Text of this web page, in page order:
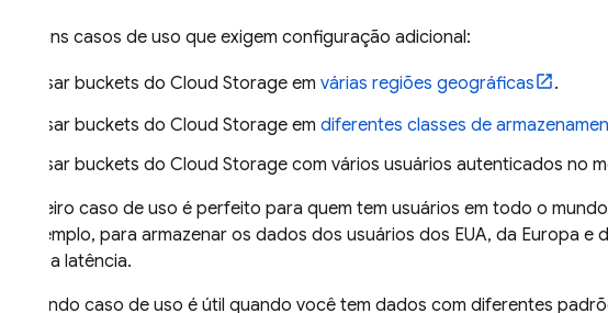
Há alguns casos de uso que exigem configuração adicional:
Usar buckets do Cloud Storage em várias regiões geográficas
.
Usar buckets do Cloud Storage em diferentes classes de
Usar buckets do Cloud Storage com vários usuários autenticados no
O primeiro caso de uso é perfeito para quem tem usuários em todo o
Por exemplo, para armazenar os dados dos usuários dos EUA, da Europa
reduzir a latência.
O segundo caso de uso é útil quando você tem dados com diferentes